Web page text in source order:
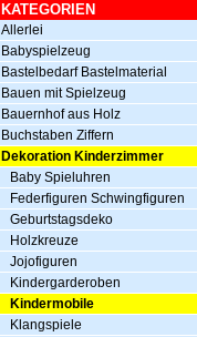
KATEGORIEN
Allerlei
Babyspielzeug
Bastelbedarf Bastelmaterial
Bauen mit Spielzeug
Bauernhof aus Holz
Buchstaben Ziffern
Dekoration Kinderzimmer
Baby Spieluhren
Federfiguren Schwingfiguren
Geburtstagsdeko
Holzkreuze
Jojofiguren
Kindergarderoben
Kindermobile
Klangspiele